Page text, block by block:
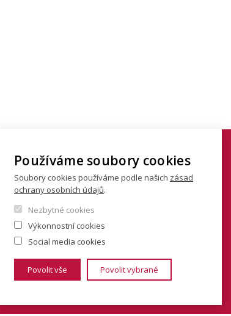
KONTAKTY
Fakulta sociálních věd
Univerzita Karlova
Smetanovo nábřeží 6
Tel.: + 420 222 112 111
Používáme soubory cookies
Soubory cookies používáme podle našich zásad
ochrany osobních údajů.
Nezbytné cookies
Výkonnostní cookies
Social media cookies
Povolit vše Povolit vybrané